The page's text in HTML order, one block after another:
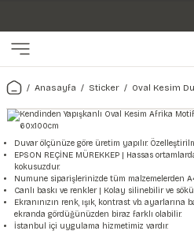
Duvar Kağıdı
Çiçek Duvar Kağıdı
Kağıdı
Kağıdı Stickeri
Seti
Anasayfa Sticker Oval Kesim
Duvar ölçünüze göre üretim yapılır.
EPSON REÇİNE MÜREKKEP | Hassas
kokusuzdur.
Numune siparişlerinizde tüm malzemelerden
Canlı baskı ve renkler | Kolay silinebilir ve
Ekranınızın renk, ışık, kontrast vb.
ekranda gördüğünüzden biraz farklı olabilir.
İstanbul içi uygulama hizmetimiz vardır.